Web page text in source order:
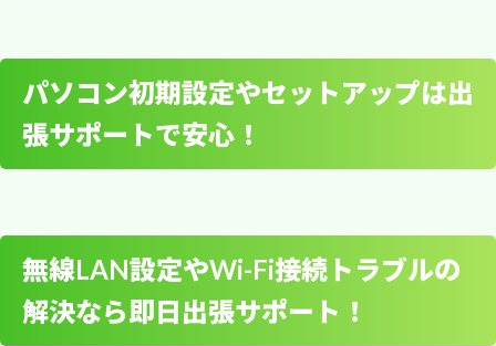
埼玉県幸手市にパソコン修理の
駆けつけ隊が参上いたします！
中・東・北・上高野・幸手・南・緑台・惣新田・
上吉羽・千塚・木立・下吉羽・円藤内
す！
安心のデータ復旧！格安
ご提供
パソコン初期設定やセットアップは出
張サポートで安心！
パソコン初期設定やセッ
無線LAN設定やWi-Fi接続トラブルの
解決なら即日出張サポート！